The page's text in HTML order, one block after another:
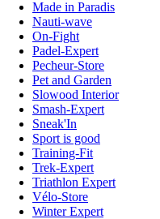
Made in Paradis
Nauti-wave
On-Fight
Padel-Expert
Pecheur-Store
Pet and Garden
Slowood Interior
Smash-Expert
Sneak'In
Sport is good
Training-Fit
Trek-Expert
Triathlon Expert
Vélo-Store
Winter Expert